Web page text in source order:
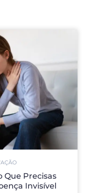
Que Precisas
Invisível